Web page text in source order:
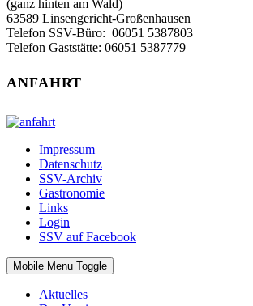
(ganz hinten am Wald)
63589 Linsengericht-Großenhausen
Telefon SSV-Büro: 06051 5387803‬
Telefon Gaststätte: 06051 5387779
ANFAHRT
Impressum
Datenschutz
SSV-Archiv
Gastronomie
Links
Login
SSV auf Facebook
Mobile Menu Toggle
Aktuelles